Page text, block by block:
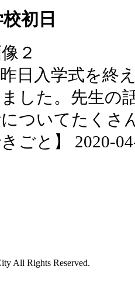
初日
日入学式を終
した。先生の
ついてたくさ
ごと】 2020-
All Rights Reserved.